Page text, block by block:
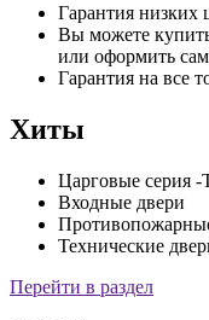
Гарантия низких
Вы можете
или оформить
Гарантия на все
Хиты
Царговые серия -
Входные двери
Технические
Перейти в раздел